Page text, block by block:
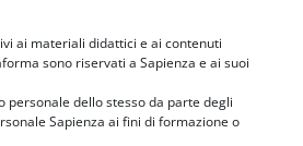
ai materiali didattici e ai contenuti
sono riservati a Sapienza e ai suoi
personale dello stesso da parte degli
Sapienza ai fini di formazione o